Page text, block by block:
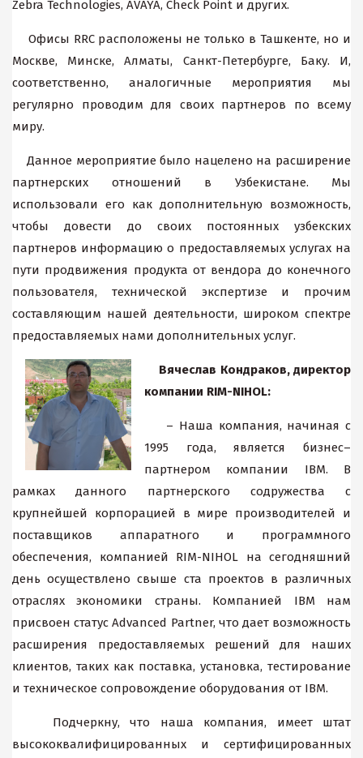
Zebra Technologies, AVAYA, Check Point и других.
Офисы RRC расположены не только в Ташкенте, но и
Москве, Минске, Алматы, Санкт-Петербурге, Баку. И,
соответственно, аналогичные мероприятия мы
регулярно проводим для своих партнеров по всему
миру.
Данное мероприятие было нацелено на расширение
партнерских отношений в Узбекистане. Мы
использовали его как дополнительную возможность,
чтобы довести до своих постоянных узбекских
партнеров информацию о предоставляемых услугах на
пути продвижения продукта от вендора до конечного
пользователя, технической экспертизе и прочим
составляющим нашей деятельности, широком спектре
предоставляемых нами дополнительных услуг.
Вячеслав Кондраков, директор
компании RIM-NIHOL:
– Наша компания, начиная с
1995 года, является бизнес–
партнером компании IBM. В
рамках данного партнерского содружества с
крупнейшей корпорацией в мире производителей и
поставщиков аппаратного и программного
обеспечения, компанией RIM-NIHOL на сегодняшний
день осуществлено свыше ста проектов в различных
отраслях экономики страны. Компанией IBM нам
присвоен статус Advanced Partner, что дает возможность
расширения предоставляемых решений для наших
клиентов, таких как поставка, установка, тестирование
и техническое сопровождение оборудования от IBM.
Подчеркну, что наша компания, имеет штат
высококвалифицированных и сертифицированных